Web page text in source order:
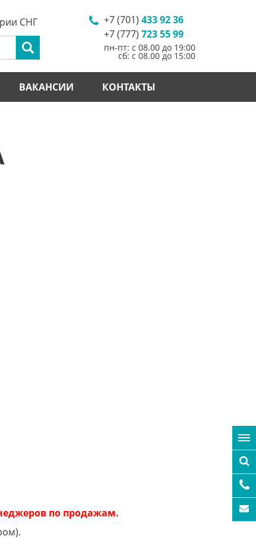
+7 (701) 433 92 36
+7 (777) 723 55 99
пн-пт: с 08.00 до 19:00
сб: с 08.00 до 15:00
СНГ
ВАКАНСИИ КОНТАКТЫ
по продажам.